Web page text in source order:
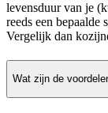
levensduur van je
reeds een
Vergelijk dan
Wat zijn de